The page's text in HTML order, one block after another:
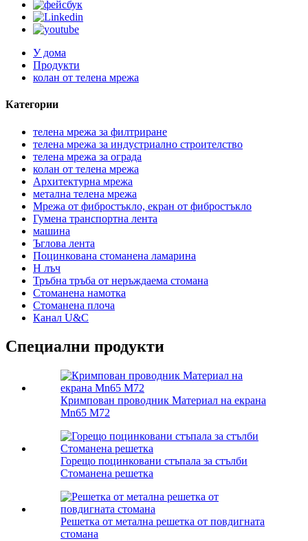
У дома
Продукти
колан от телена мрежа
Категории
телена мрежа за филтриране
телена мрежа за индустриално строителство
телена мрежа за ограда
колан от телена мрежа
Архитектурна мрежа
метална телена мрежа
Мрежа от фибростъкло, екран от фибростъкло
Гумена транспортна лента
машина
Ъглова лента
Поцинкована стоманена ламарина
H лъч
Тръбна тръба от неръждаема стомана
Стоманена намотка
Стоманена плоча
Канал U&C
Специални продукти
Кримпован проводник Материал на екрана
Mn65 M72
Горещо поцинковани стъпала за стълби
Стоманена решетка
Решетка от метална решетка от повдигната
стомана